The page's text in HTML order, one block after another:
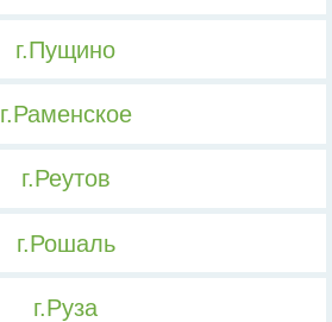
г.Пущино
г.Раменское
г.Реутов
г.Рошаль
г.Руза